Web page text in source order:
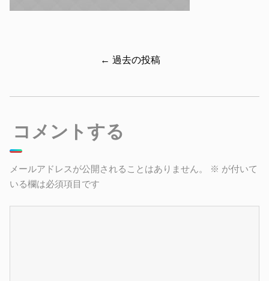
← 過去の投稿
コメントする
メールアドレスが公開されることはありません。 ※ が付いて
いる欄は必須項目です